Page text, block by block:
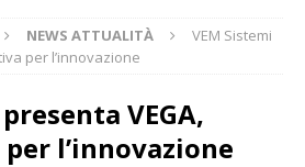
NEWS ATTUALITÀ
VEM Sistemi
per l’innovazione
VEGA,
l’innovazione